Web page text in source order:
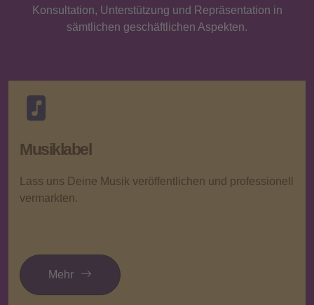
Konsultation, Unterstützung und Repräsentation in
sämtlichen geschäftlichen Aspekten.
Musiklabel
Lass uns Deine Musik veröffentlichen und professionell
vermarkten.
Mehr